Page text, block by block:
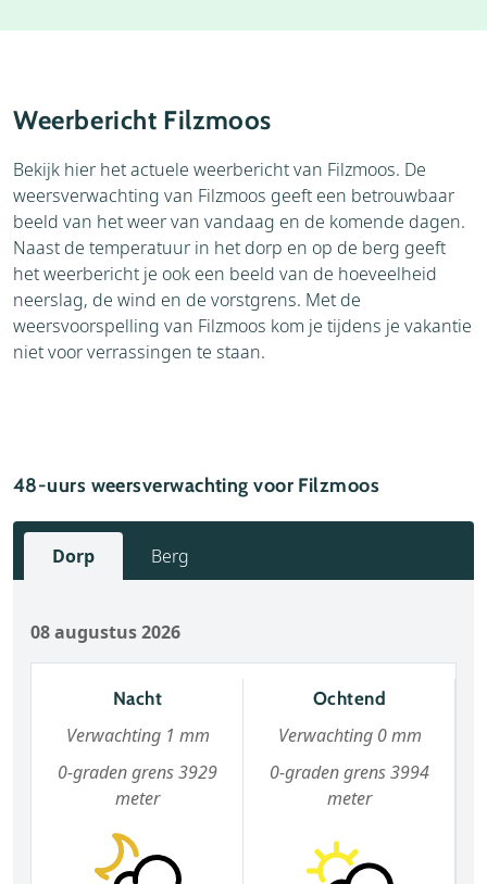
Thema's
Weerbericht Filzmoos
Bekijk hier het actuele weerbericht van Filzmoos. De
weersverwachting van Filzmoos geeft een betrouwbaar
beeld van het weer van vandaag en de komende dagen.
Naast de temperatuur in het dorp en op de berg geeft
het weerbericht je ook een beeld van de hoeveelheid
neerslag, de wind en de vorstgrens. Met de
weersvoorspelling van Filzmoos kom je tijdens je vakantie
niet voor verrassingen te staan.
48-uurs weersverwachting voor Filzmoos
Dorp Berg
08 augustus 2026
Nacht
Verwachting 1 mm
0-graden grens 3929
meter
Ochtend
Verwachting 0 mm
0-graden grens 3994
meter